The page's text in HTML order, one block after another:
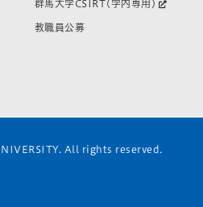
群馬大学CSIRT(学内専用)
教職員公募
All rights reserved.